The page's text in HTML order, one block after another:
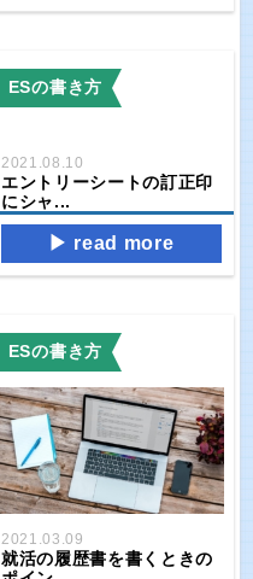
ESの書き方
2021.08.10
エントリーシートの訂正印
にシャ...
read more
ESの書き方
2021.03.09
就活の履歴書を書くときの